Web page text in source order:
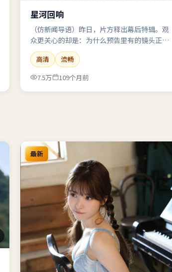
星河回响
（仿新闻导语）昨日，片方释出幕后特辑。观
众更关心的却是：为什么预告里有的镜头正片
没有？星河回响讨论区已吵翻。
高清
流畅
7.5万
109个月前
最新